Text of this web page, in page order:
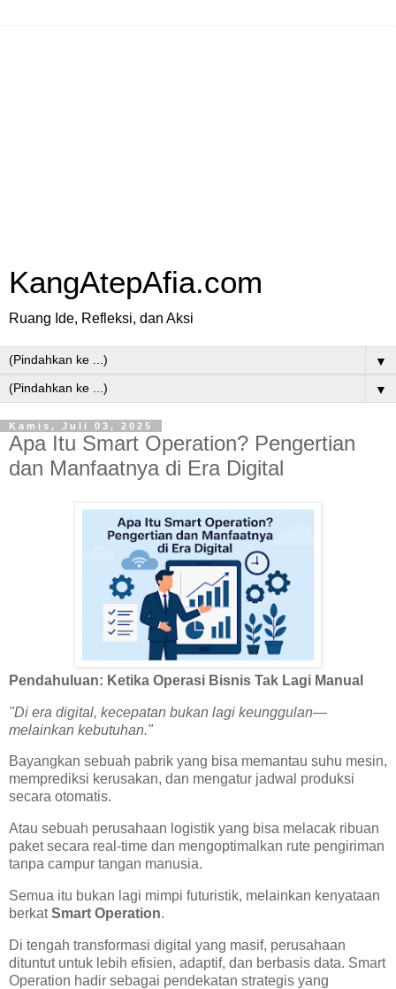
KangAtepAfia.com
Ruang Ide, Refleksi, dan Aksi
▼
▼
Kamis, Juli 03, 2025
Apa Itu Smart Operation? Pengertian
dan Manfaatnya di Era Digital
Pendahuluan: Ketika Operasi Bisnis Tak Lagi Manual
"Di era digital, kecepatan bukan lagi keunggulan—
melainkan kebutuhan."
Bayangkan sebuah pabrik yang bisa memantau suhu mesin,
memprediksi kerusakan, dan mengatur jadwal produksi
secara otomatis.
Atau sebuah perusahaan logistik yang bisa melacak ribuan
paket secara real-time dan mengoptimalkan rute pengiriman
tanpa campur tangan manusia.
Semua itu bukan lagi mimpi futuristik, melainkan kenyataan
berkatSmart Operation.
Di tengah transformasi digital yang masif, perusahaan
dituntut untuk lebih efisien, adaptif, dan berbasis data. Smart
Operation hadir sebagai pendekatan strategis yang